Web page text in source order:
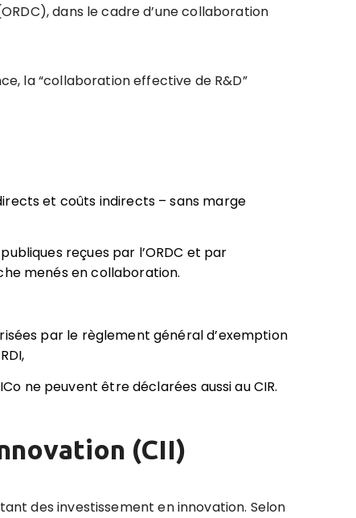
dans le cadre d’une collaboration
la “collaboration effective de R&D”
et coûts indirects – sans marge
reçues par l’ORDC et par
menés en collaboration.
par le règlement général d’exemption
ne peuvent être déclarées aussi au CIR.
(CII)
des investissement en innovation. Selon